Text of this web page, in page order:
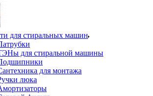
для стиральных машин
для стиральной машины
для монтажа
люка